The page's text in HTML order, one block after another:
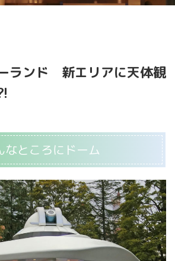
ランド 新エリアに天体観
なところにドーム